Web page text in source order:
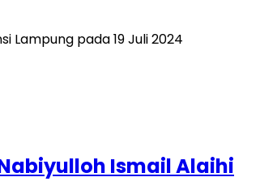
Lampung pada 19 Juli 2024
Ismail Alaihi